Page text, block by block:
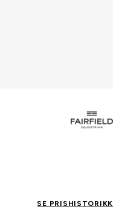
SE PRISHISTORIKK